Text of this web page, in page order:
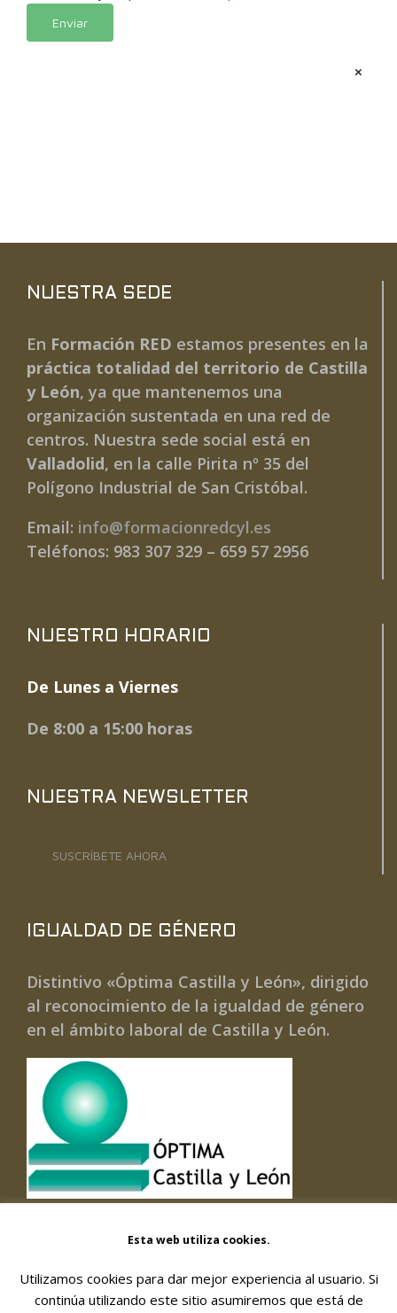
×
NUESTRA SEDE
En Formación RED estamos presentes en la
práctica totalidad del territorio de Castilla
y León, ya que mantenemos una
organización sustentada en una red de
centros. Nuestra sede social está en
Valladolid, en la calle Pirita nº 35 del
Polígono Industrial de San Cristóbal.
Email: info@formacionredcyl.es
Teléfonos: 983 307 329 – 659 57 2956
NUESTRO HORARIO
De Lunes a Viernes
De 8:00 a 15:00 horas
NUESTRA NEWSLETTER
SUSCRÍBETE AHORA
IGUALDAD DE GÉNERO
Distintivo «Óptima Castilla y León», dirigido
al reconocimiento de la igualdad de género
en el ámbito laboral de Castilla y León.
© 2026 FORMACIÓN Y GESTIÓN DE SERVICIOS
SOCIALES, SOC. COOPERATIVA
Esta web utiliza cookies.
Utilizamos cookies para dar mejor experiencia al usuario. Si
continúa utilizando este sitio asumiremos que está de